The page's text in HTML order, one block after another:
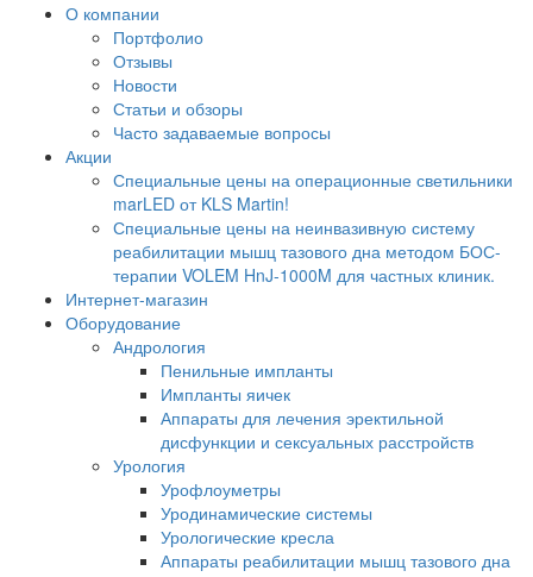
О компании
Портфолио
Отзывы
Новости
Статьи и обзоры
Часто задаваемые вопросы
Акции
Специальные цены на операционные светильники
marLED от KLS Martin!
Специальные цены на неинвазивную систему
реабилитации мышц тазового дна методом БОС-
терапии VOLEM HnJ-1000M для частных клиник.
Интернет-магазин
Оборудование
Андрология
Пенильные импланты
Импланты яичек
Аппараты для лечения эректильной
дисфункции и сексуальных расстройств
Урология
Урофлоуметры
Уродинамические системы
Урологические кресла
Аппараты реабилитации мышц тазового дна